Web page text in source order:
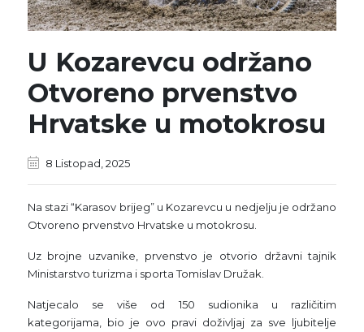
U Kozarevcu održano
Otvoreno prvenstvo
Hrvatske u motokrosu
8 Listopad, 2025
Na stazi “Karasov brijeg” u Kozarevcu u nedjelju je održano
Otvoreno prvenstvo Hrvatske u motokrosu.
Uz brojne uzvanike, prvenstvo je otvorio državni tajnik
Ministarstvo turizma i sporta Tomislav Družak.
Natjecalo se više od 150 sudionika u različitim
kategorijama, bio je ovo pravi doživljaj za sve ljubitelje